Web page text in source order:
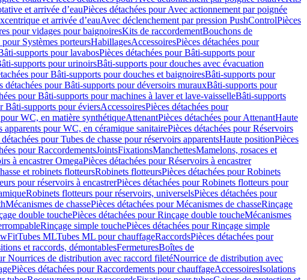
et arrivée d’eauPièces détachées pour Avec actionnement par poignée
et arrivée d’eauAvec déclenchement par pression PushControlPièces
pour vidages pour baignoiresKits de raccordementBouchons de
pour Systèmes porteursHabillagesAccessoiresPièces détachées pour
supports pour lavabosPièces détachées pour Bâti-supports pour
supports pour urinoirsBâti-supports pour douches avec évacuation
pour Bâti-supports pour douches et baignoiresBâti-supports pour
détachées pour Bâti-supports pour déversoirs murauxBâti-supports pour
pour Bâti-supports pour machines à laver et lave-vaisselleBâti-supports
Bâti-supports pour éviersAccessoiresPièces détachées pour
WC, en matière synthétiqueAttenantPièces détachées pour AttenantHaute
apparents pour WC, en céramique sanitairePièces détachées pour Réservoirs
détachées pour Tubes de chasse pour réservoirs apparentsHaute positionPièces
pour RaccordementsJointsFixationsManchettesMamelons, rosaces et
à encastrer OmegaPièces détachées pour Réservoirs à encastrer
et robinets flotteursRobinets flotteursPièces détachées pour Robinets
pour réservoirs à encastrerPièces détachées pour Robinets flotteurs pour
Robinets flotteurs pour réservoirs, universelsPièces détachées pour
Mécanismes de chassePièces détachées pour Mécanismes de chasseRinçage
double touchePièces détachées pour Rinçage double toucheMécanismes
Rinçage simple touchePièces détachées pour Rinçage simple
Tubes MLTubes ML pour chauffageRaccordsPièces détachées pour
et raccords, démontablesFermeturesBoîtes de
Nourrices de distribution avec raccord filetéNourrice de distribution avec
Pièces détachées pour Raccordements pour chauffageAccessoiresIsolations